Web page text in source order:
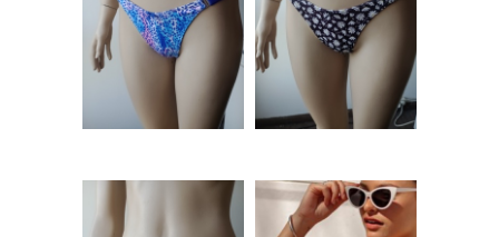
Bombi tela de bikini
– Estampa animal
print azul
$
6.000,00
Bombi tela de bikini
– Estampa flores
blancas
$
6.000,00